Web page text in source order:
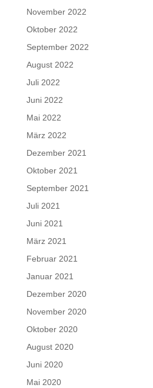
November 2022
Oktober 2022
September 2022
August 2022
Juli 2022
Juni 2022
Mai 2022
März 2022
Dezember 2021
Oktober 2021
September 2021
Juli 2021
Juni 2021
März 2021
Februar 2021
Januar 2021
Dezember 2020
November 2020
Oktober 2020
August 2020
Juni 2020
Mai 2020